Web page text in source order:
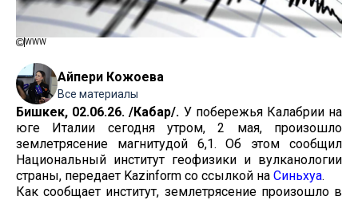
WWW
Айпери Кожоева
Все материалы
Бишкек, 02.06.26. /Кабар/. У побережья Калабрии на
юге Италии сегодня утром, 2 мая, произошло
землетрясение магнитудой 6,1. Об этом сообщил
Национальный институт геофизики и вулканологии
страны, передает Kazinform со ссылкой на Синьхуа.
Как сообщает институт, землетрясение произошло в